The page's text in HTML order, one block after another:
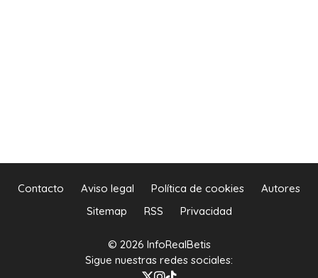
Contacto Aviso legal Política de cookies
Autores
Sitemap
RSS Privacidad
© 2026 InfoRealBetis
Sigue nuestras redes sociales: